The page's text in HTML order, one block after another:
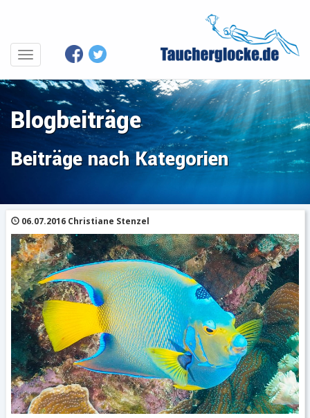
Blogbeiträge
Beiträge nach Kategorien
06.07.2016 Christiane Stenzel